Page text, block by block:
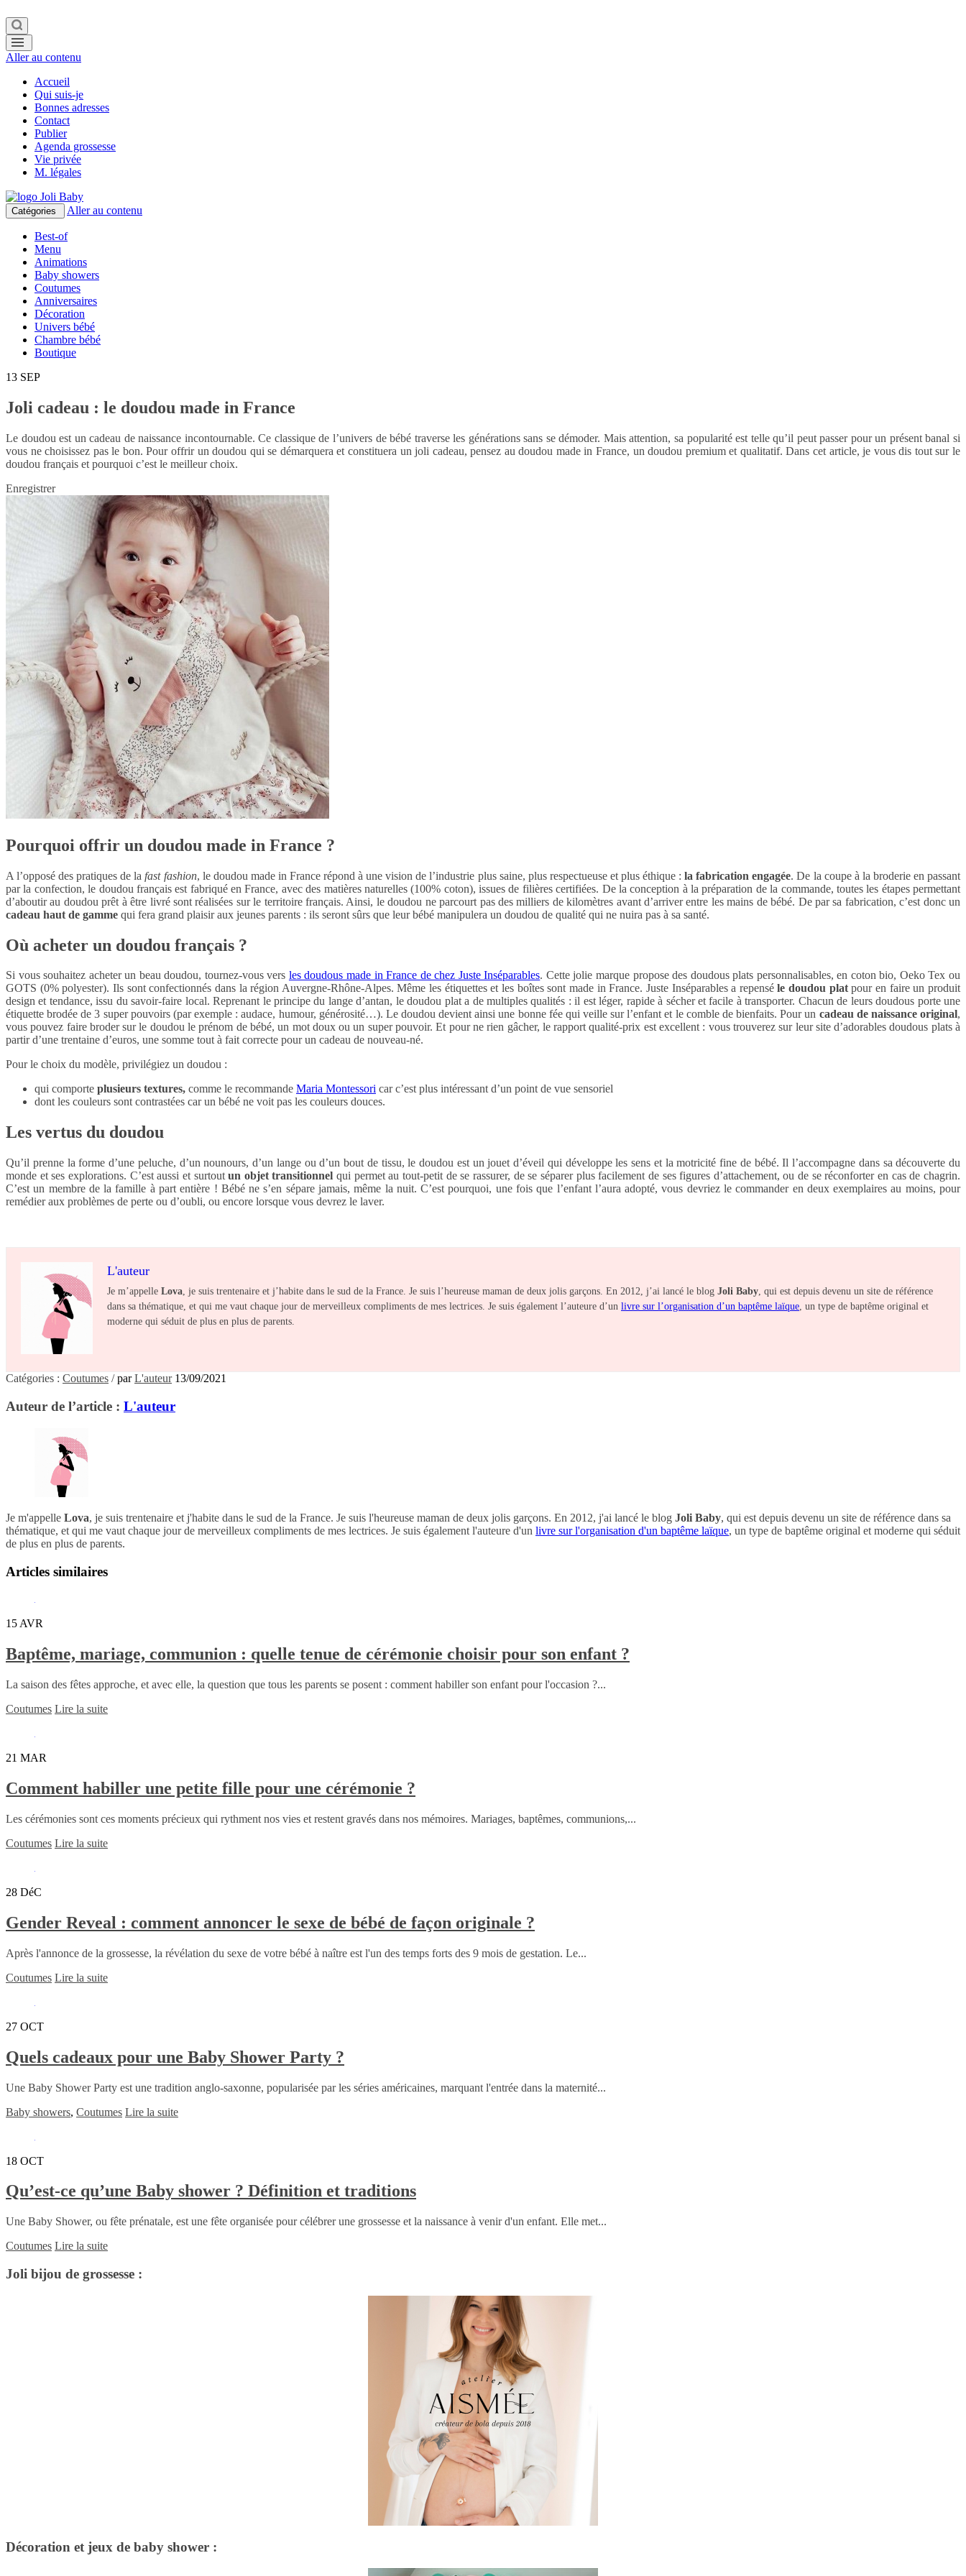
Aller au contenu
Accueil
Qui suis-je
Bonnes adresses
Contact
Publier
Agenda grossesse
Vie privée
M. légales
Catégories Aller au contenu
Best-of
Menu
Animations
Baby showers
Coutumes
Anniversaires
Décoration
Univers bébé
Chambre bébé
Boutique
13 SEP
Joli cadeau : le doudou made in France
Le doudou est un cadeau de naissance incontournable. Ce classique de l’univers de bébé traverse les générations sans se démoder. Mais attention, sa popularité est telle qu’il peut passer pour un présent banal si
vous ne choisissez pas le bon. Pour offrir un doudou qui se démarquera et constituera un joli cadeau, pensez au doudou made in France, un doudou premium et qualitatif. Dans cet article, je vous dis tout sur le
doudou français et pourquoi c’est le meilleur choix.
Enregistrer
Pourquoi offrir un doudou made in France ?
A l’opposé des pratiques de la fast fashion, le doudou made in France répond à une vision de l’industrie plus saine, plus respectueuse et plus éthique :la fabrication engagée. De la coupe à la broderie en passant
par la confection, le doudou français est fabriqué en France, avec des matières naturelles (100% coton), issues de filières certifiées. De la conception à la préparation de la commande, toutes les étapes permettant
d’aboutir au doudou prêt à être livré sont réalisées sur le territoire français. Ainsi, le doudou ne parcourt pas des milliers de kilomètres avant d’arriver entre les mains de bébé. De par sa fabrication, c’est donc un
cadeau haut de gamme qui fera grand plaisir aux jeunes parents : ils seront sûrs que leur bébé manipulera un doudou de qualité qui ne nuira pas à sa santé.
Où acheter un doudou français ?
Si vous souhaitez acheter un beau doudou, tournez-vous vers les doudous made in France de chez Juste Inséparables. Cette jolie marque propose des doudous plats personnalisables, en coton bio, Oeko Tex ou
GOTS (0% polyester). Ils sont confectionnés dans la région Auvergne-Rhône-Alpes. Même les étiquettes et les boîtes sont made in France. Juste Inséparables a repenséle doudou platpour en faire un produit
design et tendance, issu du savoir-faire local. Reprenant le principe du lange d’antan, le doudou plat a de multiples qualités : il est léger, rapide à sécher et facile à transporter. Chacun de leurs doudous porte une
étiquette brodée de 3 super pouvoirs (par exemple : audace, humour, générosité…). Le doudou devient ainsi une bonne fée qui veille sur l’enfant et le comble de bienfaits. Pour un cadeau de naissance original,
vous pouvez faire broder sur le doudou le prénom de bébé, un mot doux ou un super pouvoir. Et pour ne rien gâcher, le rapport qualité-prix est excellent : vous trouverez sur leur site d’adorables doudous plats à
partir d’une trentaine d’euros, une somme tout à fait correcte pour un cadeau de nouveau-né.
Pour le choix du modèle, privilégiez un doudou :
qui comporte plusieurs textures, comme le recommande Maria Montessori car c’est plus intéressant d’un point de vue sensoriel
dont les couleurs sont contrastées car un bébé ne voit pas les couleurs douces.
Les vertus du doudou
Qu’il prenne la forme d’une peluche, d’un nounours, d’un lange ou d’un bout de tissu, le doudou est un jouet d’éveil qui développe les sens et la motricité fine de bébé. Il l’accompagne dans sa découverte du
monde et ses explorations. C’est aussi et surtoutun objet transitionnel qui permet au tout-petit de se rassurer, de se séparer plus facilement de ses figures d’attachement, ou de se réconforter en cas de chagrin.
C’est un membre de la famille à part entière ! Bébé ne s’en sépare jamais, même la nuit. C’est pourquoi, une fois que l’enfant l’aura adopté, vous devriez le commander en deux exemplaires au moins, pour
remédier aux problèmes de perte ou d’oubli, ou encore lorsque vous devrez le laver.
L'auteur
Je m’appelle Lova, je suis trentenaire et j’habite dans le sud de la France. Je suis l’heureuse maman de deux jolis garçons. En 2012, j’ai lancé le blog Joli Baby, qui est depuis devenu un site de référence
dans sa thématique, et qui me vaut chaque jour de merveilleux compliments de mes lectrices. Je suis également l’auteure d’un livre sur l’organisation d’un baptême laïque, un type de baptême original et
moderne qui séduit de plus en plus de parents.
Catégories : Coutumes /parL'auteur 13/09/2021
Auteur de l’article : L'auteur
Je m'appelle Lova, je suis trentenaire et j'habite dans le sud de la France. Je suis l'heureuse maman de deux jolis garçons. En 2012, j'ai lancé le blog Joli Baby, qui est depuis devenu un site de référence dans sa
thématique, et qui me vaut chaque jour de merveilleux compliments de mes lectrices. Je suis également l'auteure d'un livre sur l'organisation d'un baptême laïque, un type de baptême original et moderne qui séduit
de plus en plus de parents.
Articles similaires
15 AVR
Baptême, mariage, communion : quelle tenue de cérémonie choisir pour son enfant ?
La saison des fêtes approche, et avec elle, la question que tous les parents se posent : comment habiller son enfant pour l'occasion ?...
Coutumes Lire la suite
21 MAR
Comment habiller une petite fille pour une cérémonie ?
Les cérémonies sont ces moments précieux qui rythment nos vies et restent gravés dans nos mémoires. Mariages, baptêmes, communions,...
Coutumes Lire la suite
28 DéC
Gender Reveal : comment annoncer le sexe de bébé de façon originale ?
Après l'annonce de la grossesse, la révélation du sexe de votre bébé à naître est l'un des temps forts des 9 mois de gestation. Le...
Coutumes Lire la suite
27 OCT
Quels cadeaux pour une Baby Shower Party ?
Une Baby Shower Party est une tradition anglo-saxonne, popularisée par les séries américaines, marquant l'entrée dans la maternité...
Baby showers, Coutumes Lire la suite
18 OCT
Qu’est-ce qu’une Baby shower ? Définition et traditions
Une Baby Shower, ou fête prénatale, est une fête organisée pour célébrer une grossesse et la naissance à venir d'un enfant. Elle met...
Coutumes Lire la suite
Joli bijou de grossesse :
Décoration et jeux de baby shower :